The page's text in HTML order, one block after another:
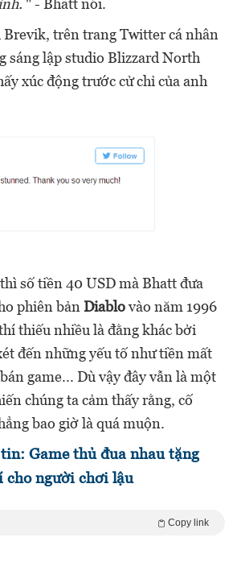
" - Bhatt nói.
Brevik, trên trang Twitter cá nhân
sáng lập studio Blizzard North
xúc động trước cử chỉ của anh
số tiền 40 USD mà Bhatt đưa
phiên bảnDiablovào năm 1996
thiếu nhiều là đằng khác bởi
đến những yếu tố như tiền mất
game... Dù vậy đây vẫn là một
chúng ta cảm thấy rằng, cố
bao giờ là quá muộn.
Game thủ đua nhau tặng
cho người chơi lậu
Copy link